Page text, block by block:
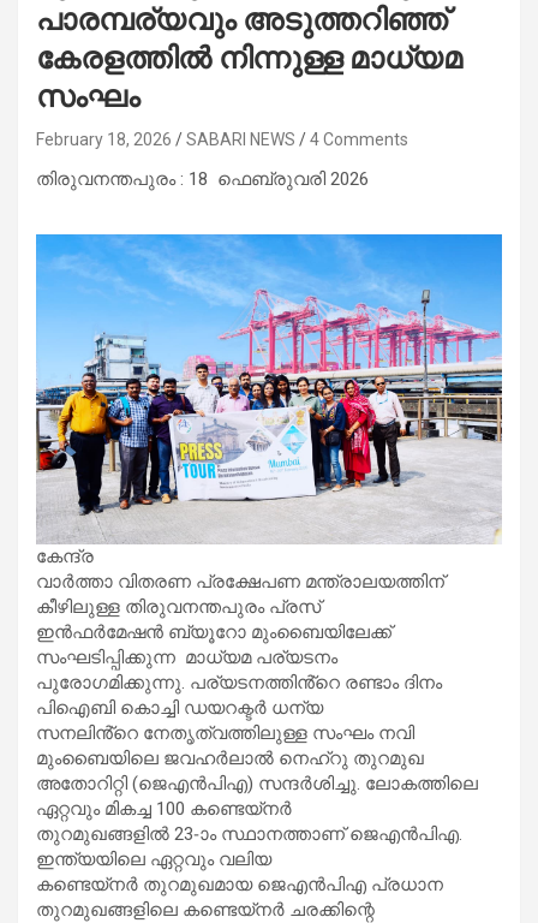
പാരമ്പര്യവും അടുത്തറിഞ്ഞ്
കേരളത്തിൽ നിന്നുള്ള മാധ്യമ
സംഘം
February 18, 2026 SABARI NEWS 4 Comments
തിരുവനന്തപുരം : 18 ഫെബ്രുവരി 2026
കേന്ദ്ര
വാർത്താ വിതരണ പ്രക്ഷേപണ മന്ത്രാലയത്തിന്
കീഴിലുള്ള തിരുവനന്തപുരം പ്രസ്
ഇൻഫർമേഷൻ ബ്യൂറോ മുംബൈയിലേക്ക്
സംഘടിപ്പിക്കുന്ന മാധ്യമ പര്യടനം
പുരോ​ഗമിക്കുന്നു. പര്യടനത്തിൻ്റെ രണ്ടാം ദിനം
പിഐബി കൊച്ചി ഡയറക്ടർ ധന്യ
സനലിൻ്റെ നേതൃത്വത്തിലുള്ള സംഘം നവി
മുംബൈയിലെ ജവഹർലാൽ നെഹ്‌റു തുറമുഖ
അതോറിറ്റി (ജെഎൻപിഎ) സന്ദർശിച്ചു. ലോകത്തിലെ
ഏറ്റവും മികച്ച 100 കണ്ടെയ്‌നർ
തുറമുഖങ്ങളിൽ 23-ാം സ്ഥാനത്താണ് ജെഎൻപിഎ.
ഇന്ത്യയിലെ ഏറ്റവും വലിയ
കണ്ടെയ്നർ തുറമുഖമായ ജെഎൻപിഎ പ്രധാന
തുറമുഖങ്ങളിലെ കണ്ടെയ്നർ ചരക്കിന്റെ